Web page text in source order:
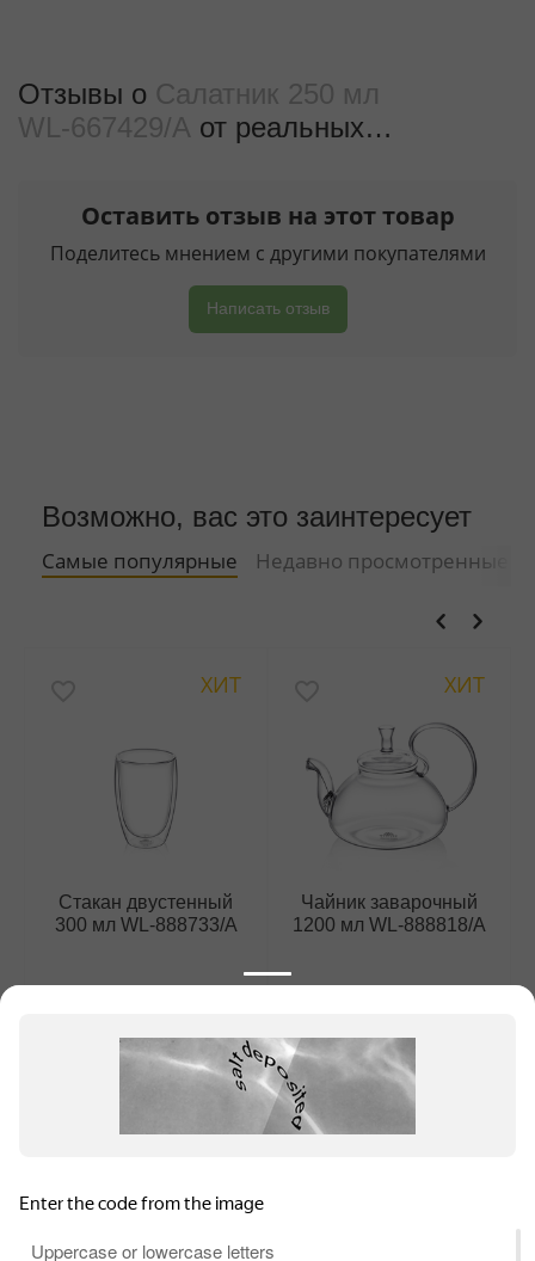
Отзывы о Салатник 250 мл
WL‑667429/A от реальных
Оставить отзыв на этот товар
Поделитесь мнением с другими покупателями
Написать отзыв
Возможно, вас это заинтересует
Самые популярные Недавно просмотренные
ХИТ
Стакан двустенный
300 мл WL‑888733/A
₽за шт.)
ХИТ
Чайник заварочный
1200 мл WL‑888818/A
1 шт. (1 485₽за шт.)
Информация для продавцов